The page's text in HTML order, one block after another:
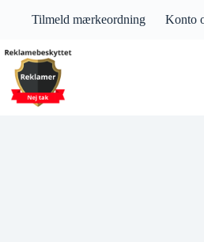
Tilmeld mærkeordning Konto